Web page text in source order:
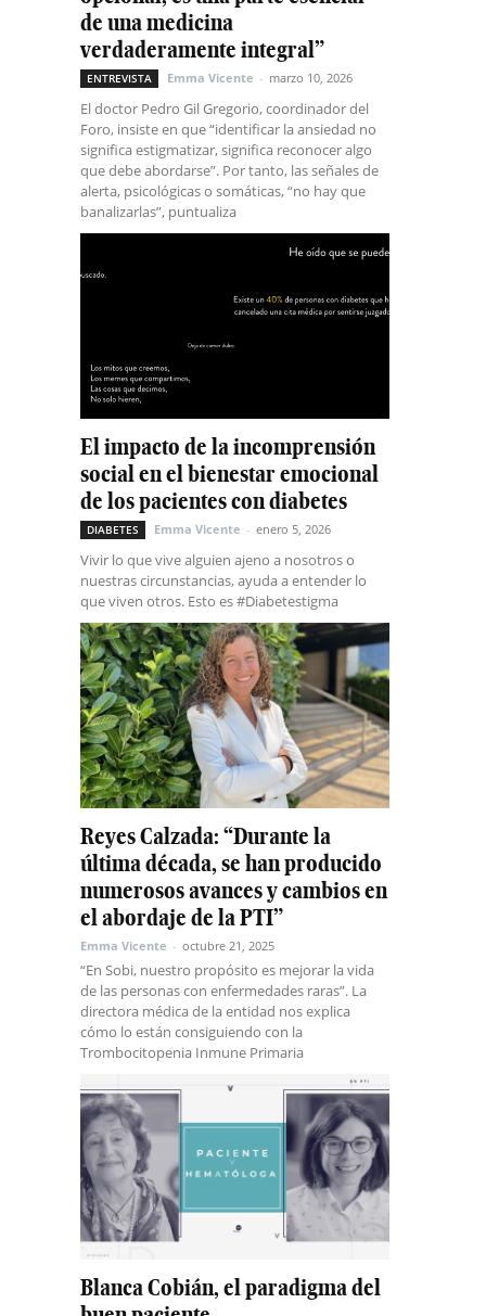
de una medicina
verdaderamente integral”
ENTREVISTA Emma Vicente - marzo 10, 2026
El doctor Pedro Gil Gregorio, coordinador del
Foro, insiste en que “identificar la ansiedad no
significa estigmatizar, significa reconocer algo
que debe abordarse”. Por tanto, las señales de
alerta, psicológicas o somáticas, “no hay que
banalizarlas”, puntualiza
El impacto de la incomprensión
social en el bienestar emocional
de los pacientes con diabetes
DIABETES Emma Vicente - enero 5, 2026
Vivir lo que vive alguien ajeno a nosotros o
nuestras circunstancias, ayuda a entender lo
que viven otros. Esto es #Diabetestigma
Reyes Calzada: “Durante la
última década, se han producido
numerosos avances y cambios en
el abordaje de la PTI”
Emma Vicente - octubre 21, 2025
“En Sobi, nuestro propósito es mejorar la vida
de las personas con enfermedades raras”. La
directora médica de la entidad nos explica
cómo lo están consiguiendo con la
Trombocitopenia Inmune Primaria
Blanca Cobián, el paradigma del